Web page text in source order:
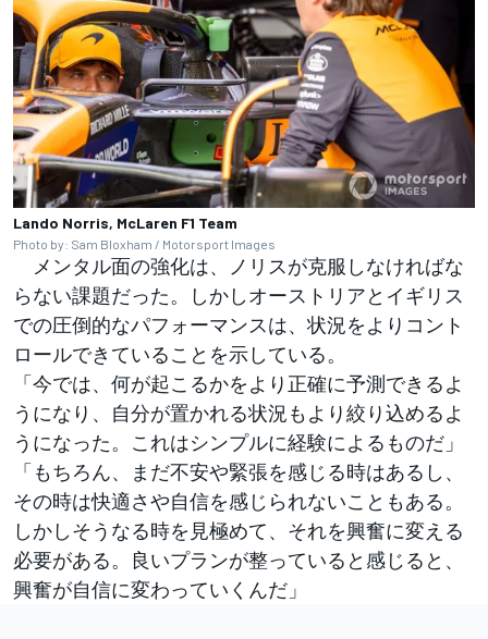
Lando Norris, McLaren F1 Team
Photo by: Sam Bloxham / Motorsport Images
メンタル面の強化は、ノリスが克服しなければな
らない課題だった。しかしオーストリアとイギリス
での圧倒的なパフォーマンスは、状況をよりコント
ロールできていることを示している。
「今では、何が起こるかをより正確に予測できるよ
うになり、自分が置かれる状況もより絞り込めるよ
うになった。これはシンプルに経験によるものだ」
「もちろん、まだ不安や緊張を感じる時はあるし、
その時は快適さや自信を感じられないこともある。
しかしそうなる時を見極めて、それを興奮に変える
必要がある。良いプランが整っていると感じると、
興奮が自信に変わっていくんだ」